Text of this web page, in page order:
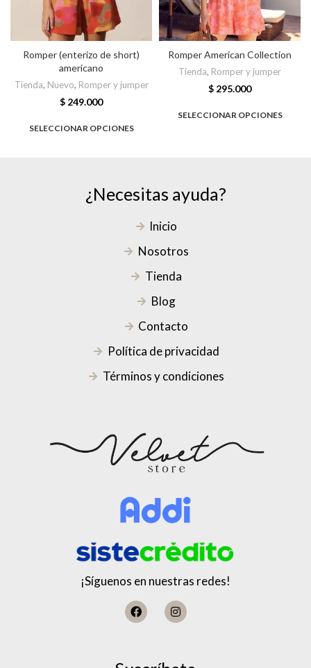
Romper (enterizo de short)
americano
Tienda, Nuevo, Romper y jumper
$ 249.000
SELECCIONAR OPCIONES
Romper American Collection
Tienda, Romper y jumper
$ 295.000
SELECCIONAR OPCIONES
¿Necesitas ayuda?
Inicio
Nosotros
Tienda
Blog
Contacto
Política de privacidad
Términos y condiciones
¡Síguenos en nuestras redes!